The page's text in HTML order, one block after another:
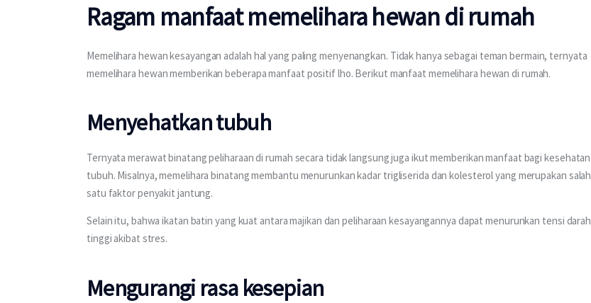
Ragam manfaat memelihara hewan di rumah
Memelihara hewan kesayangan adalah hal yang paling menyenangkan. Tidak hanya sebagai teman bermain, ternyata
memelihara hewan memberikan beberapa manfaat positif lho. Berikut manfaat memelihara hewan di rumah.
Menyehatkan tubuh
Ternyata merawat binatang peliharaan di rumah secara tidak langsung juga ikut memberikan manfaat bagi kesehatan
tubuh. Misalnya, memelihara binatang membantu menurunkan kadar trigliserida dan kolesterol yang merupakan salah
satu faktor penyakit jantung.
Selain itu, bahwa ikatan batin yang kuat antara majikan dan peliharaan kesayangannya dapat menurunkan tensi darah
tinggi akibat stres.
Mengurangi rasa kesepian